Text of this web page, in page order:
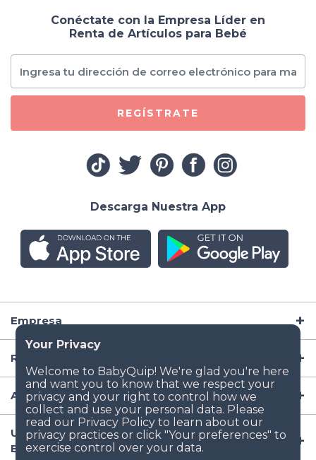
Empresa
Recursos
Artículos para Bebé
Ubicaciones Populares de Renta de Artículos para
Bebé en EE.UU
Conéctate con la Empresa Líder en
Renta de Artículos para Bebé
REGÍSTRATE
Descarga Nuestra App